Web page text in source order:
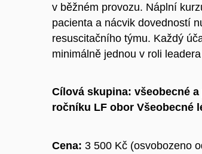
v běžném provozu. Náplní
pacienta a nácvik dovedností
resuscitačního týmu. Každý
minimálně jednou v roli
Cílová skupina: všeobecné
ročníku LF obor Všeobecné
Cena: 3 500 Kč (osvobozeno